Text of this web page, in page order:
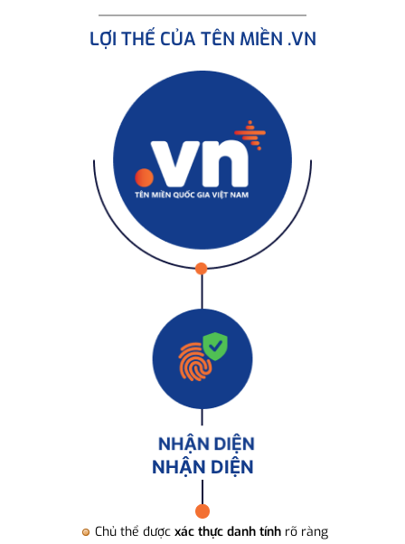
LỢI THẾ CỦA TÊN MIỀN .VN
NHẬN DIỆN
Chủ thể được xác thực danh tính rõ ràng